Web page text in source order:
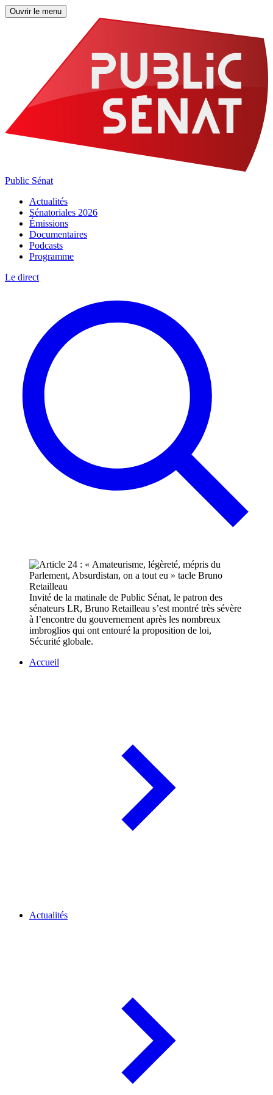
Ouvrir le menu
Public Sénat
Actualités
Sénatoriales 2026
Émissions
Documentaires
Podcasts
Programme
Le direct
Invité de la matinale de Public Sénat, le patron des
sénateurs LR, Bruno Retailleau s’est montré très sévère
à l’encontre du gouvernement après les nombreux
imbroglios qui ont entouré la proposition de loi,
Sécurité globale.
Accueil
Actualités